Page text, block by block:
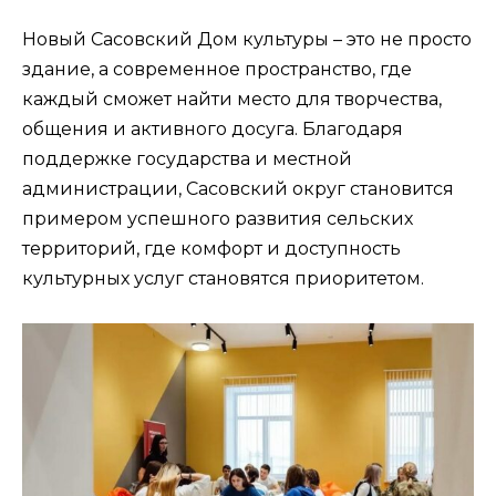
Новый Сасовский Дом культуры – это не просто
здание, а современное пространство, где
каждый сможет найти место для творчества,
общения и активного досуга. Благодаря
поддержке государства и местной
администрации, Сасовский округ становится
примером успешного развития сельских
территорий, где комфорт и доступность
культурных услуг становятся приоритетом.